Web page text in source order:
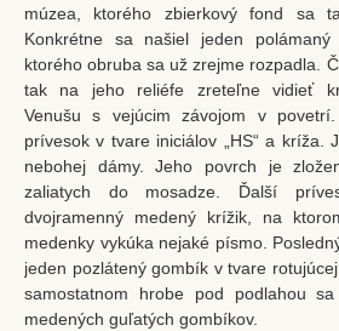
múzea, ktorého zbierkový fond sa
Konkrétne sa našiel jeden polámaný
ktorého obruba sa už zrejme rozpadla.
tak na jeho reliéfe zreteľne vidieť
Venušu s vejúcim závojom v
prívesok v tvare iniciálov „HS“ a kríža.
nebohej dámy. Jeho povrch je
zaliatych do mosadze. Ďalší
dvojramenný medený krížik, na
medenky vykúka nejaké písmo.
jeden pozlátený gombík v tvare
samostatnom hrobe pod podlahou
medených guľatých gombíkov.